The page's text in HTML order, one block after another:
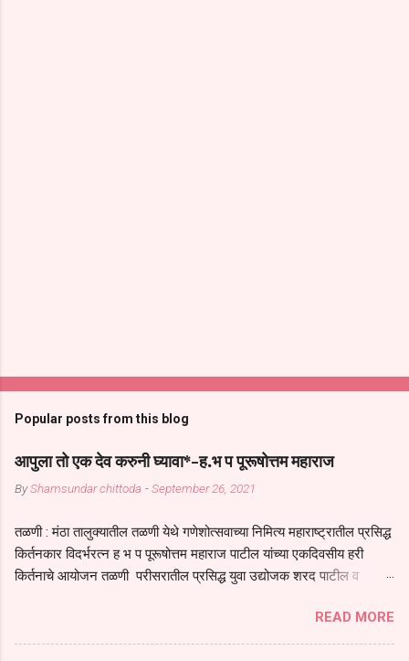
Popular posts from this blog
आपुला तो एक देव करुनी घ्यावा*-ह.भ प पूरूषोत्तम महाराज
ByShamsundar chittoda -September 26, 2021
तळणी : मंठा तालुक्यातील तळणी येथे गणेशोत्सवाच्या निमित्य महाराष्ट्रातील प्रसिद्ध
किर्तनकार विदर्भरत्न ह भ प पूरूषोत्तम महाराज पाटील यांच्या एकदिवसीय हरी
किर्तनाचे आयोजन तळणी परीसरातील प्रसिद्ध युवा उद्योजक शरद पाटील व
तुकाराम महाराज यांच्या *आपुला तो एक देव करुनी घ्यावा* *तेणे विन जिवा सुख
नोहे* *येरती माईक दुःखाची जनीती* *नाही आदी अंती अवसान* या अभंगावर
READ MORE